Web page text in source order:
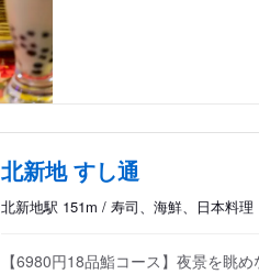
北新地 すし通
北新地駅 151m / 寿司、海鮮、日本料理
【6980円18品鮨コース】夜景を眺